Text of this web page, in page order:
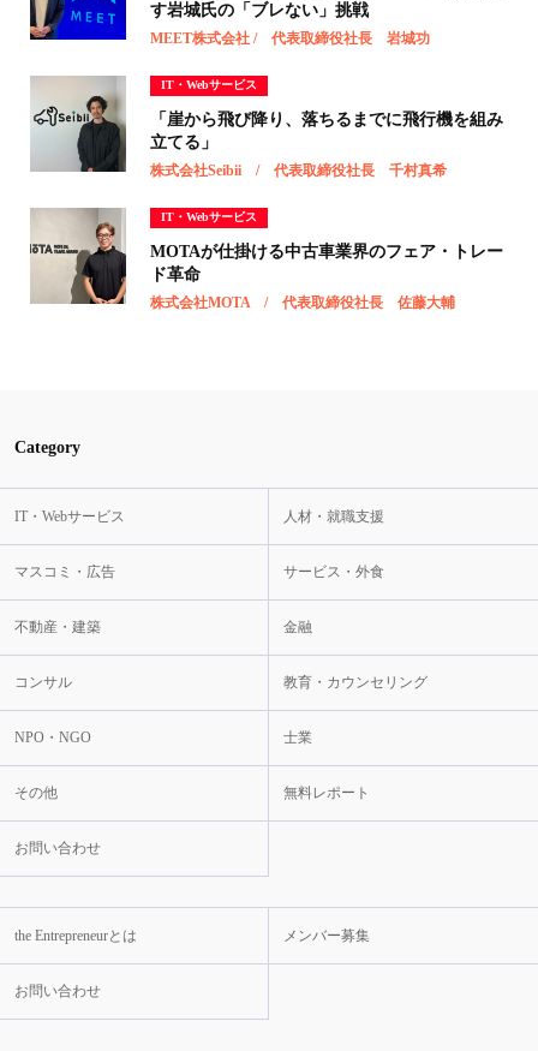
す岩城氏の「ブレない」挑戦
MEET株式会社 / 代表取締役社長 岩城功
IT・Webサービス
「崖から飛び降り、落ちるまでに飛行機を組み
立てる」
株式会社Seibii / 代表取締役社長 千村真希
IT・Webサービス
MOTAが仕掛ける中古車業界のフェア・トレー
ド革命
株式会社MOTA / 代表取締役社長 佐藤大輔
Category
IT・Webサービス 人材・就職支援
マスコミ・広告 サービス・外食
不動産・建築 金融
コンサル 教育・カウンセリング
NPO・NGO 士業
その他 無料レポート
お問い合わせ
the Entrepreneurとは メンバー募集
お問い合わせ